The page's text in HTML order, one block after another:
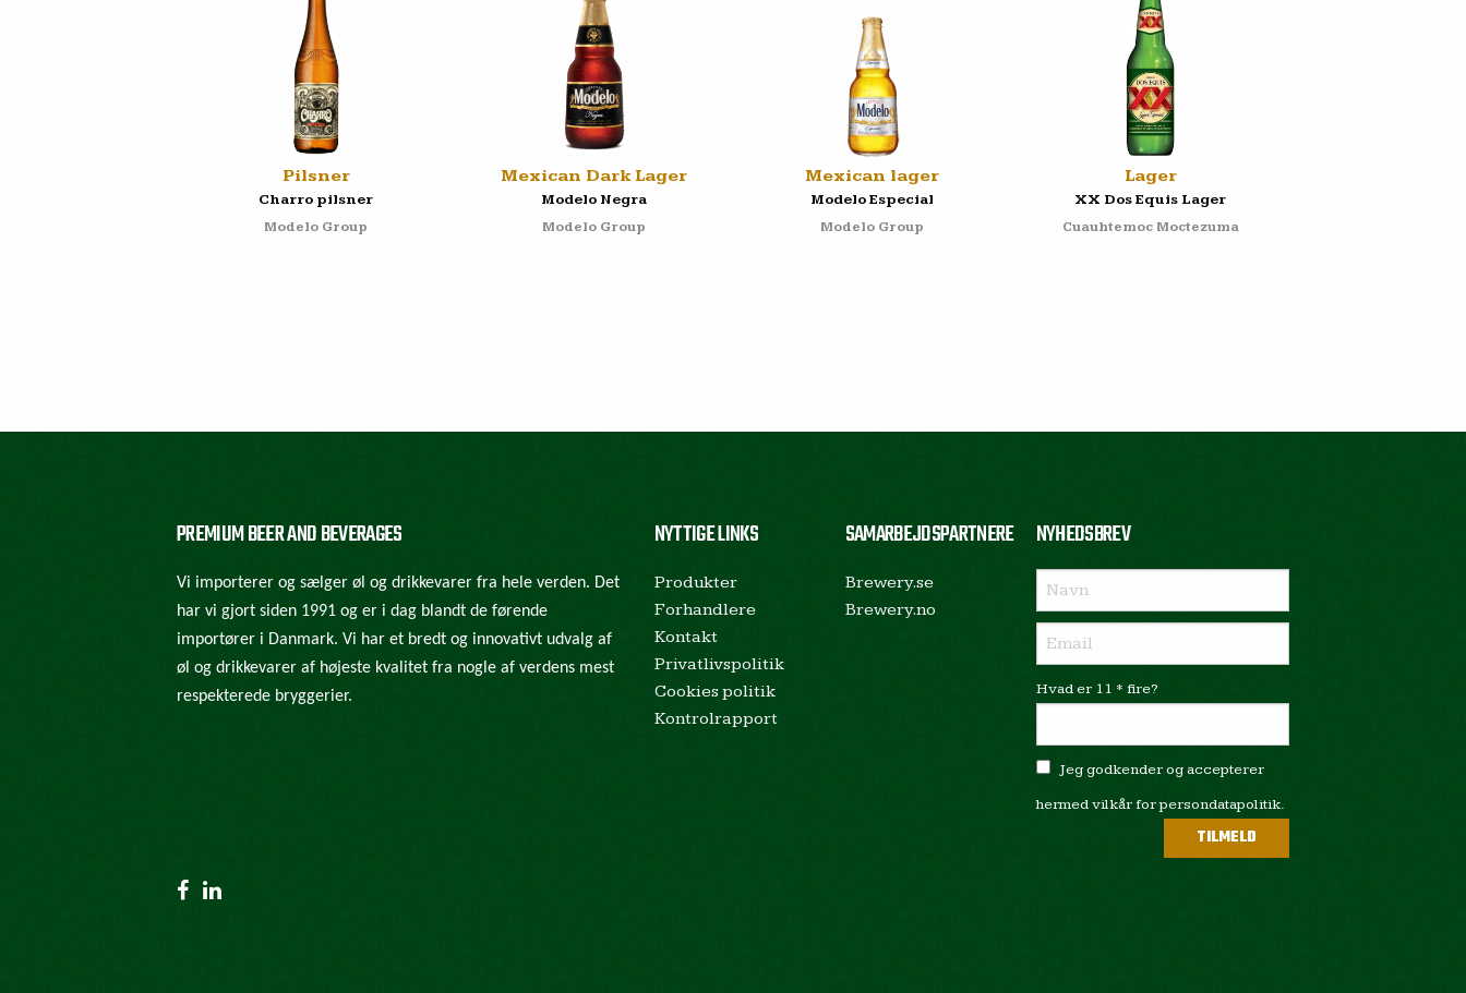
Pilsner
Charro pilsner
Modelo Group
Mexican Dark Lager
Modelo Negra
Modelo Group
Mexican lager
Modelo Especial
Modelo Group
Lager
XX Dos Equis Lager
Cuauhtemoc Moctezuma
PREMIUM BEER AND BEVERAGES
Vi importerer og sælger øl og drikkevarer fra hele verden. Det
har vi gjort siden 1991 og er i dag blandt de førende
importører i Danmark. Vi har et bredt og innovativt udvalg af
øl og drikkevarer af højeste kvalitet fra nogle af verdens mest
respekterede bryggerier.
NYTTIGE LINKS
Produkter
Forhandlere
Kontakt
Privatlivspolitik
Cookies politik
Kontrolrapport
SAMARBEJDSPARTNERE
Brewery.se
Brewery.no
NYHEDSBREV
Hvad er 11 * fire?
Jeg godkender og accepterer
hermed vilkår for persondatapolitik.